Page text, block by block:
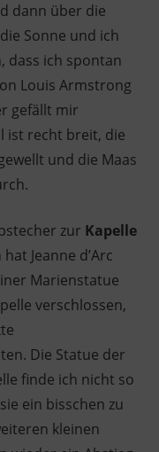
dann über die
Sonne und ich
dass ich spontan
Louis Armstrong
gefällt mir
ist recht breit, die
und die Maas
zur Kapelle
Jeanne d’Arc
Marienstatue
verschlossen,
Die Statue der
finde ich nicht so
ein bisschen zu
kleinen